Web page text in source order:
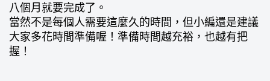
八個月就要完成了。
當然不是每個人需要這麼久的時間，但小編還是建議
大家多花時間準備喔！準備時間越充裕，也越有把
握！